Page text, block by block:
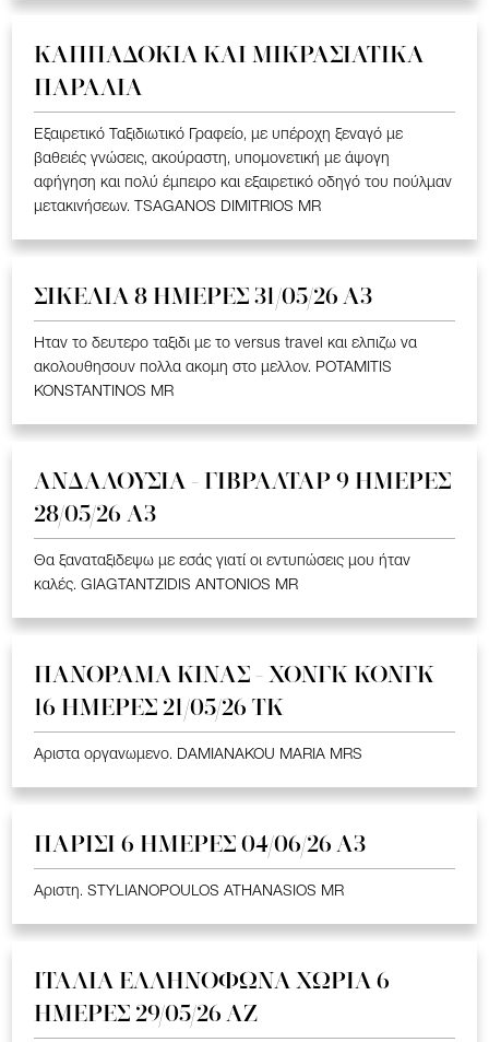
ΚΑΠΠΑΔΟΚΙΑ ΚΑΙ ΜΙΚΡΑΣΙΑΤΙΚΑ
ΠΑΡΑΛΙΑ
Εξαιρετικό Ταξιδιωτικό Γραφείο, με υπέροχη ξεναγό με
βαθειές γνώσεις, ακούραστη, υπομονετική με άψογη
αφήγηση και πολύ έμπειρο και εξαιρετικό οδηγό του πούλμαν
μετακινήσεων. TSAGANOS DIMITRIOS MR
ΣΙΚΕΛΙΑ 8 ΗΜΕΡΕΣ 31/05/26 Α3
Ηταν το δευτερο ταξιδι με το versus travel και ελπιζω να
ακολουθησουν πολλα ακομη στο μελλον. POTAMITIS
KONSTANTINOS MR
ΑΝΔΑΛΟΥΣΙΑ - ΓΙΒΡΑΛΤΑΡ 9 ΗΜΕΡΕΣ
28/05/26 A3
Θα ξαναταξιδεψω με εσάς γιατί οι εντυπώσεις μου ήταν
καλές. GIAGTANTZIDIS ANTONIOS MR
ΠΑΝΟΡΑΜΑ ΚΙΝΑΣ - ΧΟΝΓΚ ΚΟΝΓΚ
16 ΗΜΕΡΕΣ 21/05/26 TK
Αριστα οργανωμενο. DAMIANAKOU MARIA MRS
ΠΑΡΙΣΙ 6 ΗΜΕΡΕΣ 04/06/26 Α3
Αριστη. STYLIANOPOULOS ATHANASIOS MR
ΙΤΑΛΙΑ ΕΛΛΗΝΟΦΩΝΑ ΧΩΡΙΑ 6
ΗΜΕΡΕΣ 29/05/26 ΑΖ